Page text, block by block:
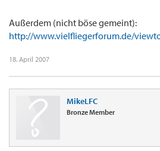
Außerdem (nicht böse gemeint):
http://www.vielfliegerforum.de/
18. April 2007
MikeLFC
Bronze Member